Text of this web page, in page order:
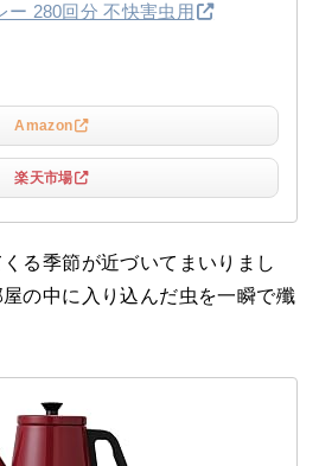
ー 280回分 不快害虫用
Amazon
楽天市場
る季節が近づいてまいりまし
の中に入り込んだ虫を一瞬で殲